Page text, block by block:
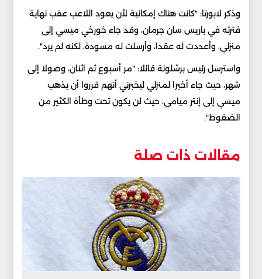
وذكر لابورتا: "كانت هناك إمكانية لأن يعود اللاعب عقب نهاية
فترته في باريس سان جرمان، وقد جاء خورخي ميسي إلى
منزلي، وأعددت له عقدا، وأرسلت له مسودة، لكنه لم يرد".
واسترسل رئيس برشلونة قائلا: "مر أسبوع ثم اثنان، وصولا إلى
شهر، حيث جاء أخيرا لمنزلي ليخبرني أنهم قرروا أن يذهب
ميسي إلى إنتر ميامي، حيث لن يكون تحت وطأة الكثير من
الضغوط".
مقالات ذات صلة